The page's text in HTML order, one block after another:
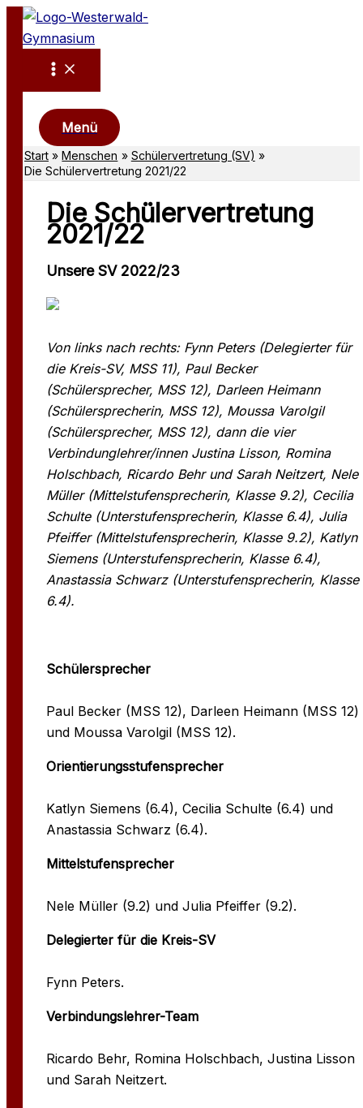
Zum
Inhalt
springen
Menü
Start Menschen
Schülervertretung (SV)
Die Schülervertretung 2021/22
Die Schülervertretung
2021/22
Unsere SV 2022/23
Von links nach rechts: Fynn Peters (Delegierter für
die Kreis-SV, MSS 11), Paul Becker
(Schülersprecher, MSS 12), Darleen Heimann
(Schülersprecherin, MSS 12), Moussa Varolgil
(Schülersprecher, MSS 12), dann die vier
Verbindunglehrer/innen Justina Lisson, Romina
Holschbach, Ricardo Behr und Sarah Neitzert, Nele
Müller (Mittelstufensprecherin, Klasse 9.2), Cecilia
Schulte (Unterstufensprecherin, Klasse 6.4), Julia
Pfeiffer (Mittelstufensprecherin, Klasse 9.2), Katlyn
Siemens (Unterstufensprecherin, Klasse 6.4),
Anastassia Schwarz (Unterstufensprecherin, Klasse
6.4).
Schülersprecher
Paul Becker (MSS 12), Darleen Heimann (MSS 12)
und Moussa Varolgil (MSS 12).
Orientierungsstufensprecher
Katlyn Siemens (6.4), Cecilia Schulte (6.4) und
Anastassia Schwarz (6.4).
Mittelstufensprecher
Nele Müller (9.2) und Julia Pfeiffer (9.2).
Delegierter für die Kreis-SV
Fynn Peters.
Verbindungslehrer-Team
Ricardo Behr, Romina Holschbach, Justina Lisson
und Sarah Neitzert.